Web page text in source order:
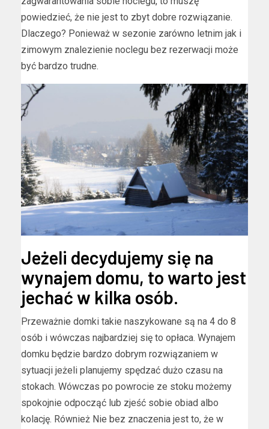
powiedzieć, że nie jest to zbyt dobre rozwiązanie.
Dlaczego? Ponieważ w sezonie zarówno letnim jak i
zimowym znalezienie noclegu bez rezerwacji może
być bardzo trudne.
Jeżeli decydujemy się na
wynajem domu, to warto jest
jechać w kilka osób.
Przeważnie domki takie naszykowane są na 4 do 8
osób i wówczas najbardziej się to opłaca. Wynajem
domku będzie bardzo dobrym rozwiązaniem w
sytuacji jeżeli planujemy spędzać dużo czasu na
stokach. Wówczas po powrocie ze stoku możemy
spokojnie odpocząć lub zjeść sobie obiad albo
kolację. Również Nie bez znaczenia jest to, że w